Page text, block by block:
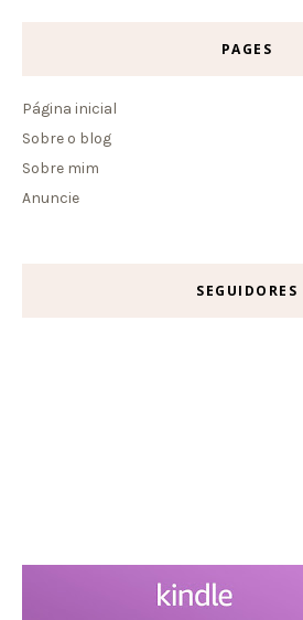
PAGES
Página inicial
Sobre o blog
Sobre mim
Anuncie
SEGUIDORES